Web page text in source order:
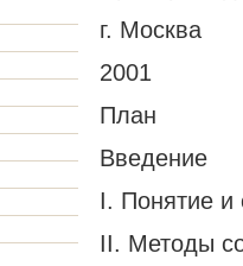
г. Москва
2001
План
Введение
I. Понятие и
II. Методы